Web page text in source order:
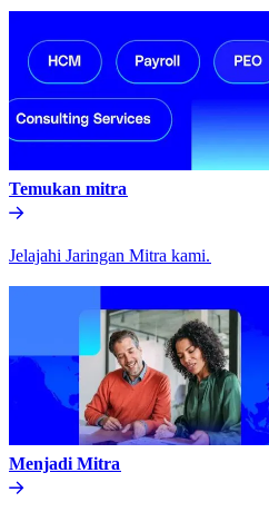
Temukan mitra​​
Jelajahi Jaringan Mitra kami.​​
Menjadi Mitra​​